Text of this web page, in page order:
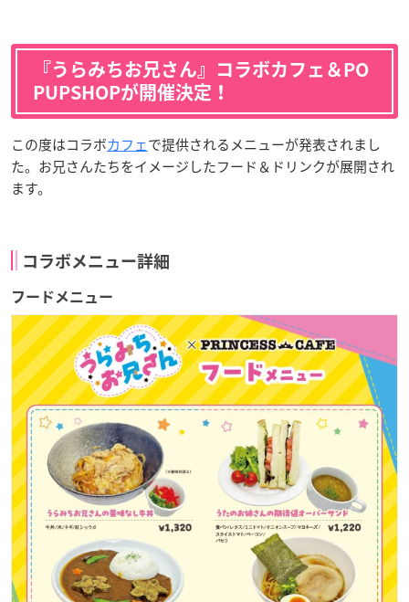
『うらみちお兄さん』コラボカフェ＆PO
PUPSHOPが開催決定！
この度はコラボカフェで提供されるメニューが発表されまし
た。お兄さんたちをイメージしたフード＆ドリンクが展開され
ます。
コラボメニュー詳細
フードメニュー